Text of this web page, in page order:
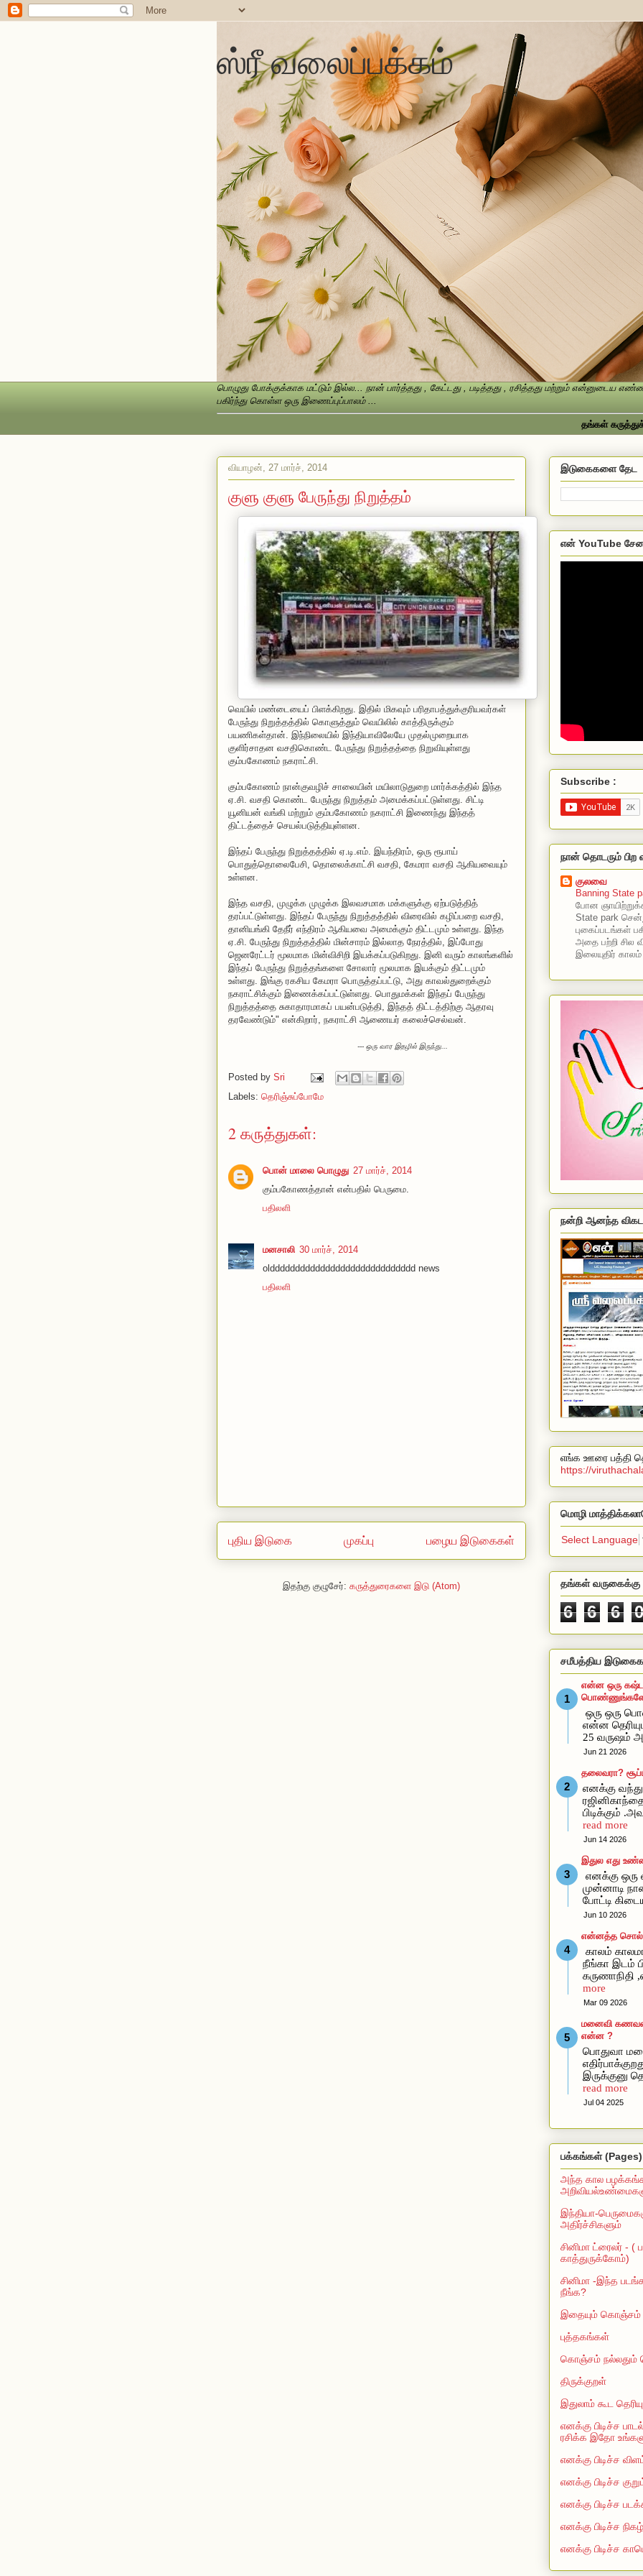
ஸ்ரீ வலைப்பக்கம்
பொழுது போக்குக்காக மட்டும் இல்ல... நான் பார்த்தது , கேட்டது , படித்தது , ரசித்தது மற்றும் என்னுடைய
பகிர்ந்து கொள்ள ஒரு இணைப்புப்பாலம் ...
தங்கள் கருத்துக்களை
வியாழன், 27 மார்ச், 2014
குளு குளு பேருந்து நிறுத்தம்
வெயில் மண்டையைப் பிளக்கிறது. இதில் மிகவும் பரிதாபத்துக்குரியவர்கள்
பேருந்து நிறுத்தத்தில் கொளுத்தும் வெயிலில் காத்திருக்கும்
பயணிகள்தான். இந்நிலையில் இந்தியாவிலேயே முதல்முறையாக
குளிர்சாதன வசதிகொண்ட பேருந்து நிறுத்தத்தை நிறுவியுள்ளது
கும்பகோணம் நகராட்சி.
கும்பகோணம் நான்குவழிச் சாலையின் மயிலாடுதுறை மார்க்கத்தில் இந்த
ஏ.சி. வசதி கொண்ட பேருந்து நிறுத்தம் அமைக்கப்பட்டுள்ளது. சிட்டி
யூனியன் வங்கி மற்றும் கும்பகோணம் நகராட்சி இணைந்து இந்தத்
திட்டத்தைச் செயல்படுத்தியுள்ளன.
இந்தப் பேருந்து நிறுத்தத்தில் ஏ.டி.எம். இயந்திரம், ஒரு ரூபாய்
பொதுத்தொலைபேசி, தொலைக்காட்சி வசதி, கேமரா வசதி ஆகியவையும்
உள்ளன.
இந்த வசதி, முழுக்க முழுக்க இலவசமாக மக்களுக்கு ஏற்படுத்தித்
தரப்பட்டுள்ளது. இந்தப் பேருந்து நிறுத்தத்தில் விரைவில் கழிப்பறை வசதி,
தானியங்கி தேநீர் எந்திரம் ஆகியவை அமைக்கும் திட்டமும் உள்ளது. இந்த
ஏ.சி. பேருந்து நிறுத்தத்தில் மின்சாரம் இல்லாத நேரத்தில், இப்போது
ஜெனரேட்டர் மூலமாக மின்விசிறி இயக்கப்படுகிறது. இனி வரும் காலங்களில்
இந்தப் பேருந்து நிறுத்தங்களை சோலார் மூலமாக இயக்கும் திட்டமும்
உள்ளது. இங்கு ரகசிய கேமரா பொருத்தப்பட்டு, அது காவல்துறைக்கும்
நகராட்சிக்கும் இணைக்கப்பட்டுள்ளது. பொதுமக்கள் இந்தப் பேருந்து
நிறுத்தத்தை சுகாதாரமாகப் பயன்படுத்தி, இந்தத் திட்டத்திற்கு ஆதரவு
தரவேண்டும்" என்கிறார், நகராட்சி ஆணையர் கலைச்செல்வன்.
--- ஒரு வார இதழில் இருந்து...
Posted by Sri
Labels: தெரிஞ்சுப்போமே
2 கருத்துகள்:
பொன் மாலை பொழுது 27 மார்ச், 2014
கும்பகோணத்தான் என்பதில் பெருமை.
பதிலளி
மனசாலி 30 மார்ச், 2014
olddddddddddddddddddddddddddddd news
பதிலளி
புதிய இடுகை பழைய இடுகைகள்
முகப்பு
இதற்கு குழுசேர்: கருத்துரைகளை இடு (Atom)
இடுகைகளை தேட
என் YouTube
Subscribe :
நான் தொடரும் பிற
குலவை
Banning State
போன
State park
புகைப்படங்கள்
அதை பற்றி சில
இலையுதிர்
நன்றி ஆனந்த
எங்க ஊரை பத்தி
https://
மொழி
Select Language
தங்கள் வருகைக்கு
6 6 6 0
சமீபத்திய
என்ன ஒரு
ஒரு ஒரு
என்ன
25 வருஷம்
Jun 21 2026
தலைவரா?
எனக்கு
பிடிக்கும்
read more
Jun 14 2026
இதுல எது
எனக்கு ஒரு
முன்னாடி
போட்டி
Jun 10 2026
என்னத்த
காலம்
நீங்கா இடம்
கருணாநிதி
more
Mar 09 2026
மனைவி
என்ன ?
பொதுவா
இருக்குனு
read more
Jul 04 2025
பக்கங்கள் (Pages)
அந்த கால
இந்தியா-
அதிர்ச்சிகளும்
சினிமா ட்ரைலர் - (
காத்துருக்கோம்)
சினிமா -இந்த
நீங்க?
இதையும் கொஞ்சம்
புத்தகங்கள்
கொஞ்சம் நல்லதும்
திருக்குறள்
இதுலாம் கூட
எனக்கு பிடிச்ச
ரசிக்க இதோ
எனக்கு பிடிச்ச
எனக்கு பிடிச்ச
எனக்கு பிடிச்ச
எனக்கு பிடிச்ச
எனக்கு பிடிச்ச